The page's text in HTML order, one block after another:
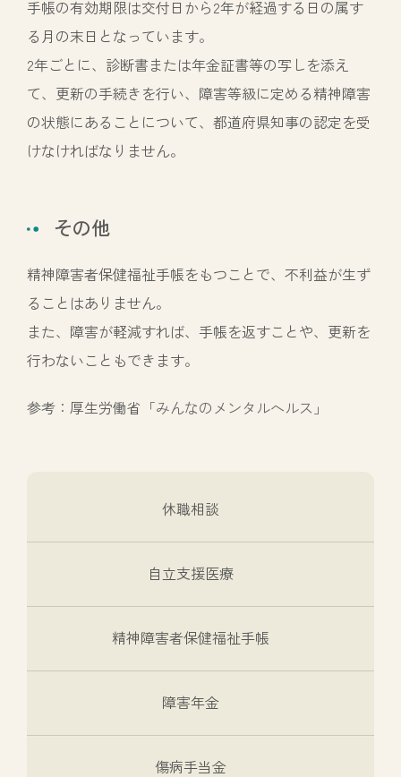
手帳の有効期限は交付日から2年が経過する日の属す
る月の末日となっています。
2年ごとに、診断書または年金証書等の写しを添え
て、更新の手続きを行い、障害等級に定める精神障害
の状態にあることについて、都道府県知事の認定を受
けなければなりません。
その他
精神障害者保健福祉手帳をもつことで、不利益が生ず
ることはありません。
また、障害が軽減すれば、手帳を返すことや、更新を
行わないこともできます。
参考：厚生労働省「みんなのメンタルヘルス 」
休職相談
自立支援医療
精神障害者保健福祉手帳
障害年金
傷病手当金